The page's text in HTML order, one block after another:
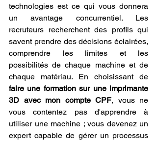
technologies est ce qui vous donnera
un avantage concurrentiel. Les
recruteurs recherchent des profils qui
savent prendre des décisions éclairées,
comprendre les limites et les
possibilités de chaque machine et de
faire une formation sur une imprimante
3D avec mon compte CPF, vous ne
vous contentez pas d'apprendre à
utiliser une machine ; vous devenez un
expert capable de gérer un processus